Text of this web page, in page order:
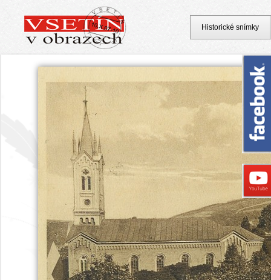
Historické snímky